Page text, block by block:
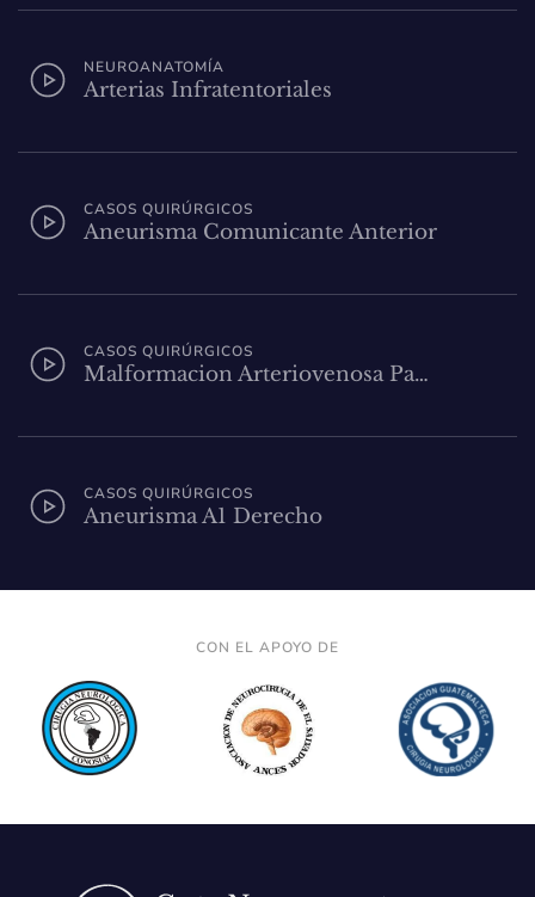
NEUROANATOMÍA
Arterias Infratentoriales
CASOS QUIRÚRGICOS
Aneurisma Comunicante Anterior
CASOS QUIRÚRGICOS
Malformacion Arteriovenosa Pa…
CASOS QUIRÚRGICOS
Aneurisma A1 Derecho
CON EL APOYO DE